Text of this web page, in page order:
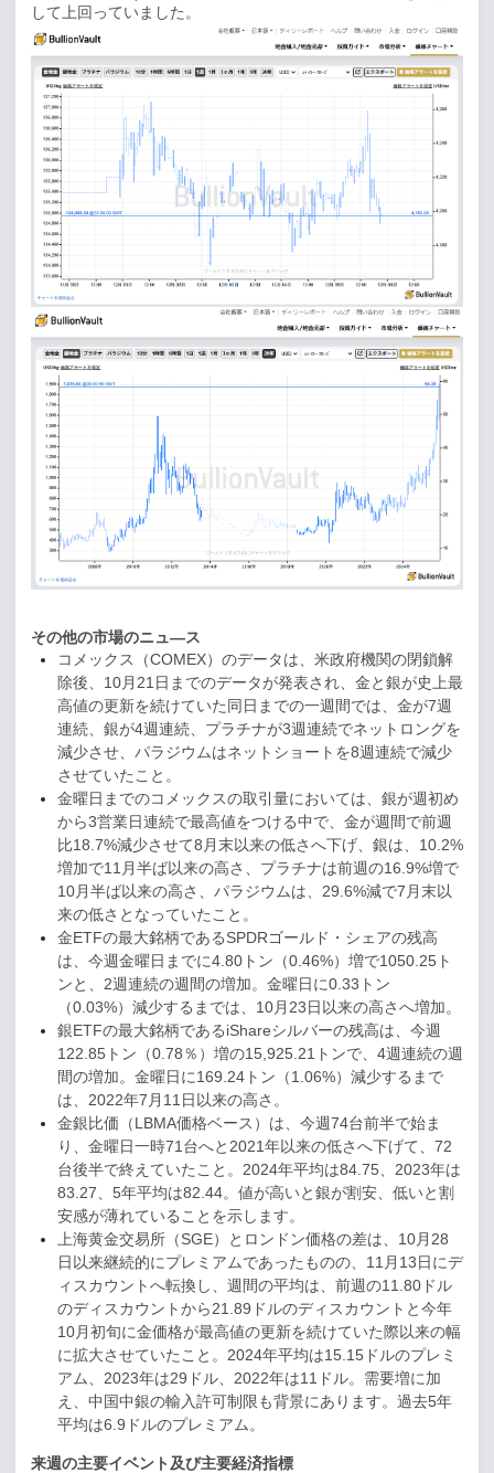
して上回っていました。
その他の市場のニュ―ス
コメックス（COMEX）のデータは、米政府機関の閉鎖解
除後、 10月 21 日までのデータが発表され、金と銀が史上最
高値の更新を続けていた同日までの一週間では、金が7週
連続、銀が4週連続、プラチナが3週連続でネットロングを
減少させ、パラジウムはネットショートを8週連続で減少
させていたこと。
金曜日までのコメックスの取引量においては、銀が週初め
から3営業日連続で最高値をつける中で、金が週間で前週
比18.7%減少させて8 月末以来の低さへ下げ、銀は、 10.2%
増加で11 月半ば以来の高さ、プラチナは前週の16.9%増で
10月半ば以来の高さ、パラジウムは、 29.6%減で7 月末以
来の低さとなっていたこと。
金ETFの最大銘柄であるSPDRゴールド・シェアの残高
は、今週金曜日までに4.80 トン（0.46%）増で1050.25 ト
ンと、 2週連続の週間の増加。金曜日に0.33 トン
（0.03%）減少するまでは、 10月 23日以来の高さへ増加。
銀ETFの最大銘柄であるiShareシルバーの残高は、今週
122.85 トン（0.78％）増の15,925.21 トンで、 4週連続の週
間の増加。金曜日に169.24 トン（1.06%）減少するまで
は、 2022年7 月 11 日以来の高さ。
金銀比価（LBMA価格ベース）は、今週74台前半で始ま
り、金曜日一時71 台へと 2021年以来の低さへ下げて、 72
台後半で終えていたこと。 2024年平均は84.75 2023年は
83.27
5年平均は82.44。値が高いと銀が割安、低いと割
安感が薄れていることを示します。
上海黄金交易所（SGE）とロンドン価格の差は、 10月 28
日以来継続的にプレミアムであったものの、 11 月 13日にデ
ィスカウントへ転換し、週間の平均は、前週の11.80 ドル
のディスカウントから21.89 ドルのディスカウントと今年
10月初旬に金価格が最高値の更新を続けていた際以来の幅
に拡大させていたこと。 2024年平均は15.15 ドルのプレミ
アム、 2023年は29 ドル、 2022年は11 ドル。需要増に加
え、中国中銀の輸入許可制限も背景にあります。過去5年
平均は6.9 ドルのプレミアム。
来週の主要イベント及び主要経済指標